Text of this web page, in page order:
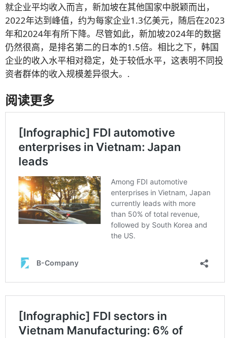
就企业平均收入而言，新加坡在其他国家中脱颖而出，
2022年达到峰值，约为每家企业1.3亿美元，随后在2023
年和2024年有所下降。尽管如此，新加坡2024年的数据
仍然很高，是排名第二的日本的1.5倍。相比之下，韩国
企业的收入水平相对稳定，处于较低水平，这表明不同投
资者群体的收入规模差异很大。.
阅读更多